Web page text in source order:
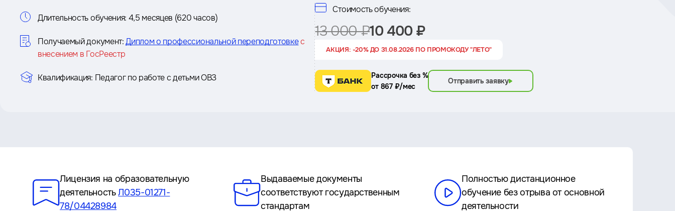
Информация
о
курсе
Длительность обучения: 4,5 месяцев (620 часов)
Получаемый документ: Диплом о профессиональной переподготовкес
внесением в ГосРеестр
Квалификация: Педагог по работе с детьми ОВЗ
Стоимость обучения:
13 000 ₽10 400 ₽
АКЦИЯ: -20% ДО 31.08.2026 ПО ПРОМОКОДУ "ЛЕТО"
Рассрочка без %
от 867 ₽/мес
Отправить заявку
Лицензия на образовательную
деятельностьЛ035-01271-
78/04428984
Выдаваемые документы
соответствуют государственным
стандартам
Полностью дистанционное
обучение без отрыва от основной
деятельности